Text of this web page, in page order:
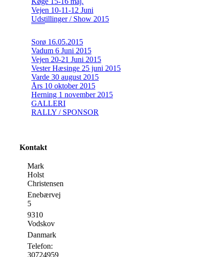
Vejen 10-11-12 Juni
Udstillinger / Show 2015
Sorø 16.05.2015
Vadum 6 Juni 2015
Vejen 20-21 Juni 2015
Vester Hæsinge 25 juni 2015
Varde 30 august 2015
Års 10 oktober 2015
Herning 1 november 2015
GALLERI
RALLY / SPONSOR
Kontakt
Mark
Holst
Christensen
Enebærvej
5
9310
Vodskov
Danmark
Telefon:
30724959